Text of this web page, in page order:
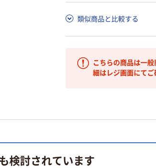
類似商品と比較する
こちらの商品は一
細はレジ画面にてご
検討されています